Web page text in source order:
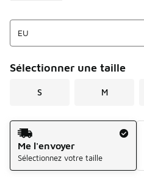
Sélectionner une taille
S M
Mode d'expédition
Me l'envoyer
Sélectionnez votre taille